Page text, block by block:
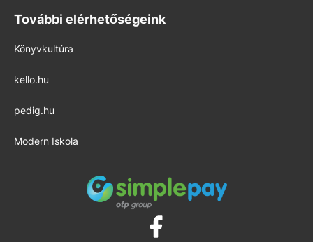
További elérhetőségeink
Könyvkultúra
kello.hu
pedig.hu
Modern Iskola